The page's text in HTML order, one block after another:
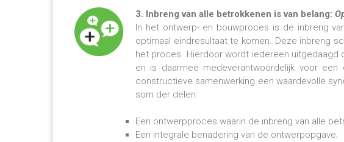
3. Inbreng van alle betrokkenen is van belang:
In het ontwerp- en bouwproces is de inbreng
optimaal eindresultaat te komen. Deze inbreng
het proces. Hierdoor wordt iedereen
en is daarmee medeverantwoordelijk voor
constructieve samenwerking een waardevolle
som der delen:
Een ontwerpproces waarin de inbreng van alle
Een integrale benadering van de ontwerpopgave;